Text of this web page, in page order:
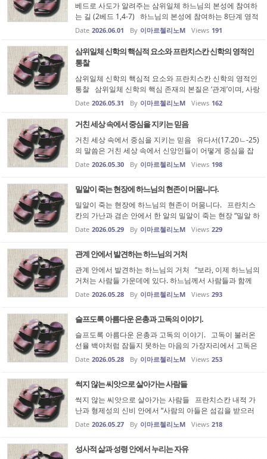
베드로 사도가 알려주는 삼위일체 하느님의 본성에 참여하
는 길 (2베드 1,4-7) 하느님의 본성에 참여하는 8단계 영적
성장, 베드로 2서 1장 4-7절은 신앙인의 성장이 믿음에서
시작하여 사랑으로 완성되는 여정임을 보여 줍니다. 믿음
— 하느님을 신뢰하며 ...
Date 2026.06.01 By 이마르첼리노M Views 191
삼위일체 신학의 핵심적 요소와 프란치스칸 신학의 영적인
통찰
삼위일체 신학의 핵심적 요소와 프란치스칸 신학의 영적인
통찰 삼위일체 신학의 핵심 존재의 본질은 ‘관계’이며, 사랑
은 흐름입니다. 그리스도교 신앙의 중심에는 ‘삼위일체’라는
신비가 있습니다. 성부와 성자와 성령, 세 위격이면서도 한
분이신 하느님...
Date 2026.05.31 By 이마르첼리노M Views 162
거친 세상 속에서 중심을 지키는 믿음
거친 세상 속에서 중심을 지키는 믿음 유다서(17.20ㄴ-25)
의 말씀은 거친 세상 속에서 신앙인들이 어떻게 중심을 잡
고 살아가야 하는지 강력하면서도 따뜻한 권고를 담고 있습
니다. 1. 신앙인의 내면적 다짐 (20-21절) 성장: 지극히 거
Date 2026.05.30 By 이마르첼리노M Views 198
밀알이 죽는 현장에 하느님의 현존이 머뭄니다.
밀알이 죽는 현장에 하느님의 현존이 머뭄니다. 프란치스
칸의 가난과 겸손 안에서 한 알의 밀알이 죽는 현장 “밀알 하
나가 땅에 떨어져 죽지 않으면 한 알 그대로 남고, 죽으면 많
은 열매를 맺는다.” (요한 12,24) 주님의 이 말씀은 단순히
Date 2026.05.29 By 이마르첼리노M Views 229
관계 안에서 발견하는 하느님의 거처
관계 안에서 발견하는 하느님의 거처 “보라, 이제 하느님의
거처는 사람들 가운데에 있다. 하느님께서 사람들과 함께
계시고 그들은 하느님의 백성이 될 것이다. 하느님 친히 그
들과 함께 계시며 그들의 하느님이 되실 것이다.” (묵시록 2
Date 2026.05.28 By 이마르첼리노M Views 293
슬프도록 아름다운 은총과 고독의 이야기.
슬프도록 아름다운 은총과 고독의 이야기. 고독이 불러온
선율 백야처럼 잠들지 못하는 마음의 가장자리에서 고독은
아주 천천히 한 사람의 영혼 안으로 걸어 들어온다. 처음에
는 그것이 슬픔인 줄만 알았다. 아무도 이해하지 못하는 침
Date 2026.05.28 By 이마르첼리노M Views 253
썩지 않는 씨앗으로 살아가는 사람들
썩지 않는 씨앗으로 살아가는 사람들 프란치스칸 내적 가
난과 형제성의 신비 안에서 “사람의 아들은 섬김을 받으러
온 것이 아니라 섬기러 왔고, 많은 이들의 몸값으로 자기 목
숨을 바치러 왔다.” (마르 10,45)예수님의 이 말씀은 세상이
Date 2026.05.27 By 이마르첼리노M Views 218
성사적 삶과 성령 안에서 누리는 자유